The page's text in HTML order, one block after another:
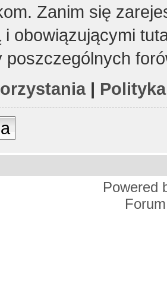
Zanim się
i obowiązującymi
poszczególnych
|
Powered